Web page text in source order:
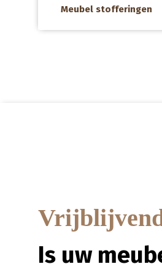
Meubel stofferingen
Is uw